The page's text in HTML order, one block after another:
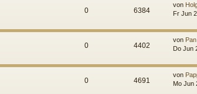
0 6384
von
Fr Jun
0 4402
von Pan
Do Jun
0 4691
von
Mo Jun